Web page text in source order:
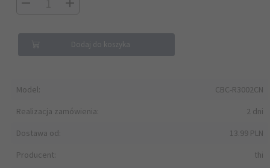
Model:
CBC-R3002CN
Realizacja zamówienia:
2 dni
Dostawa od:
13.99 PLN
Producent:
thi
Dodaj do koszyka